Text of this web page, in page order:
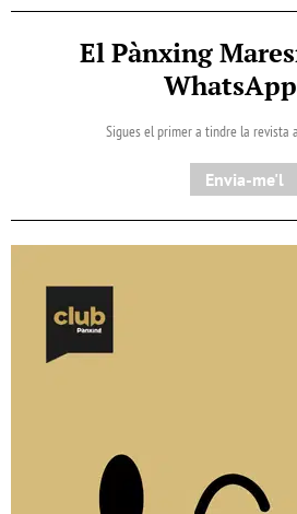
El Pànxing
WhatsApp
Sigues el primer a tindre la revista
Envia-me'l